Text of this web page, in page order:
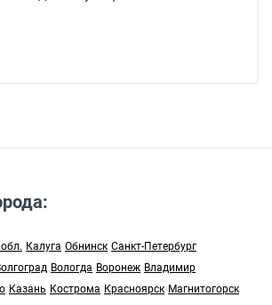
Калуга Обнинск Санкт-Петербург
Вологда Воронеж Владимир
Казань Кострома Красноярск Магнитогорск